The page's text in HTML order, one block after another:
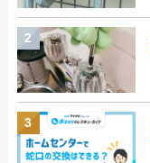
2
3